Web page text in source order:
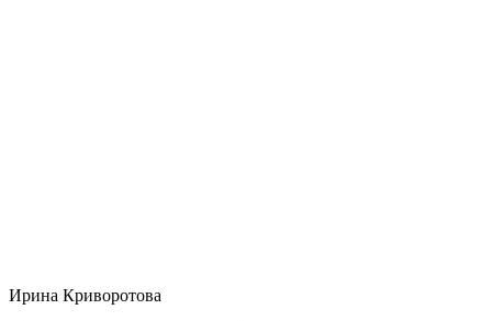
Ирина Криворотова